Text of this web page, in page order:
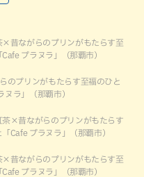
×昔ながらのプリンがもたらす至
プラヌラ」（那覇市）
のプリンがもたらす至福のひと
ラ」（那覇市）
茶×昔ながらのプリンがもたらす
Cafe プラヌラ」（那覇市）
×昔ながらのプリンがもたらす至
プラヌラ」（那覇市）